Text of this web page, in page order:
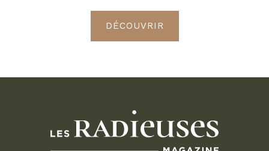
DÉCOUVRIR